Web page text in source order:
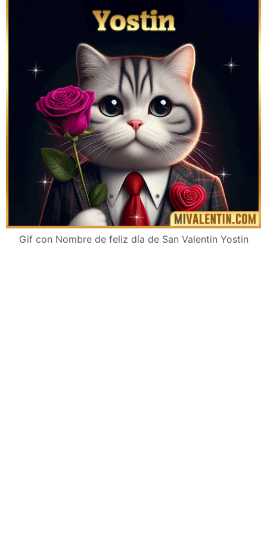
Gif con Nombre de feliz día de San Valentin Yostin